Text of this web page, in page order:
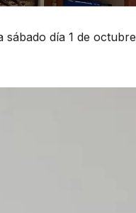
día 1 de octubre